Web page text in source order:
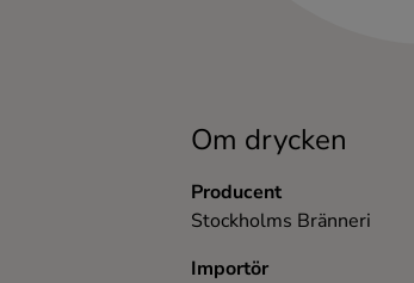
Om drycken
Producent
Stockholms Bränneri
Importör